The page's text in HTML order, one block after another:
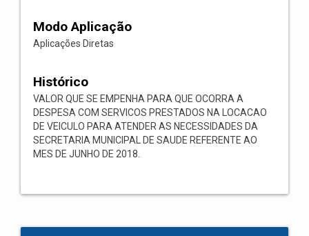
Modo Aplicação
Aplicações Diretas
Histórico
VALOR QUE SE EMPENHA PARA QUE OCORRA A
DESPESA COM SERVICOS PRESTADOS NA LOCACAO
DE VEICULO PARA ATENDER AS NECESSIDADES DA
SECRETARIA MUNICIPAL DE SAUDE REFERENTE AO
MES DE JUNHO DE 2018.